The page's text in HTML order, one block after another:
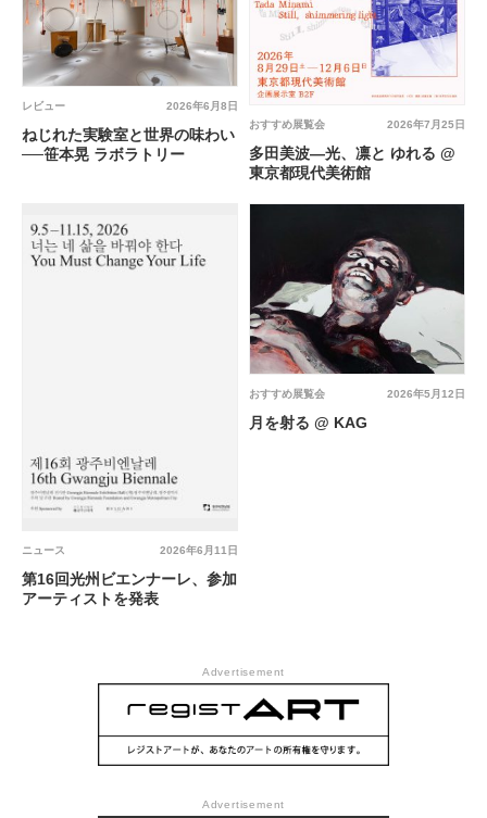
2026年6月8日
レビュー
ねじれた実験室と世界の味わい
──笹本晃 ラボラトリー
2026年7月25日
おすすめ展覧会
多田美波―光、凛と ゆれる @
東京都現代美術館
2026年6月11日
ニュース
第16回光州ビエンナーレ、参加
アーティストを発表
2026年5月12日
おすすめ展覧会
月を射る @ KAG
Advertisement
Advertisement